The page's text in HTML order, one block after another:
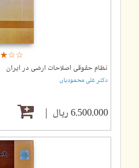
☆☆☆
★★★
نظام حقوقی اصلاحات ارضی در ایران
دکتر علی محمودیان
6,500,000 ریال